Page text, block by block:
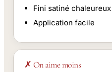
Fini satiné chaleureux
Application facile
✗ On aime moins